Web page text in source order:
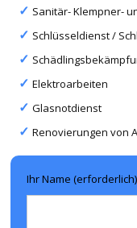
Sanitär- Klempner-
Schlüsseldienst /
Elektroarbeiten
Glasnotdienst
Renovierungen von
Ihr Name (erforderlich)